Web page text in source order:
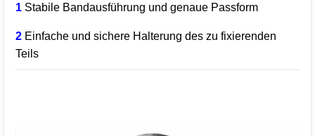
1 Stabile Bandausführung und genaue Passform
2 Einfache und sichere Halterung des zu fixierenden
Teils